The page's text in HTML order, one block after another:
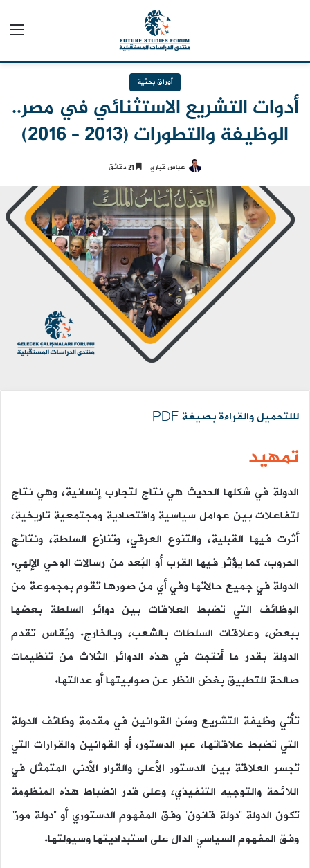
أوراق بحثية
أدوات التشريع الاستثنائي في مصر..
الوظيفة والتطورات (2013 – 2016)
عباس قباري
لللتحميل والقراءة بصيغة PDF
تمهيد
الدولة في شكلها الحديث هي نتاج لتجارب إنسانية، وهي نتاج
لتفاعلات بين عوامل سياسية واقتصادية ومجتمعية تاريخية،
أثرت فيها القبلية، والتنوع العرقي، وتنازع السلطة، ونتائج
الحروب، كما يؤثر فيها القرب أو البُعد من رسالات الوحي الإلهي.
الدولة في جميع حالاتها وفي أي من صورها تقوم بمجموعة من
الوظائف التي تضبط العلاقات بين دوائر السلطة بعضها
ببعض، وعلاقات السلطات بالشعب، وبالخارج. ويُقاس تقدم
الدولة بقدر ما أنتجت في هذه الدوائر الثلاث من تنظيمات
صالحة للتطبيق بغض النظر عن صوابيتها أو عدالتها.
تأتي وظيفة التشريع وسَن القوانين في مقدمة وظائف الدولة
التي تضبط علاقاتها، عبر الدستور، أو القوانين والقرارات التي
تجسر العلاقة بين الدستور الأعلى والقرار الأدنى المتمثل في
اللائحة والتوجيه التنفيذي، وعلى قدر انضباط هذه المنظومة
تكون الدولة “دولة قانون” وفق المفهوم الدستوري أو “دولة موز”
وفق المفهوم السياسي الدال على استبداديتها وسيولتها.